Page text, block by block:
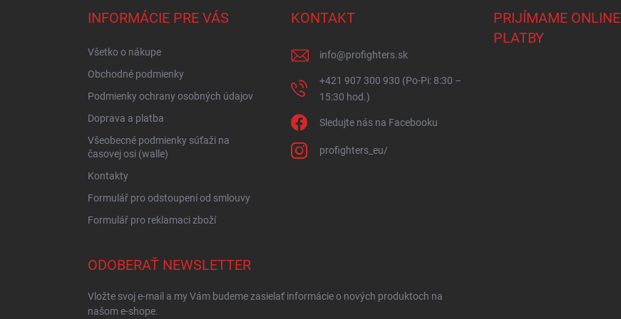
INFORMÁCIE PRE VÁS
Všetko o nákupe
Obchodné podmienky
Podmienky ochrany osobných údajov
Doprava a platba
Všeobecné podmienky súťaži na
časovej osi (walle)
Kontakty
Formulář pro odstoupení od smlouvy
Formulář pro reklamaci zboží
KONTAKT
info@profighters.sk
+421 907 300 930 (Po-Pi: 8:30 –
15:30 hod.)
Sledujte nás na Facebooku
profighters_eu/
PRIJÍMAME ONLINE
PLATBY
ODOBERAŤ NEWSLETTER
Vložte svoj e-mail a my Vám budeme zasielať informácie o nových produktoch na
našom e-shope.